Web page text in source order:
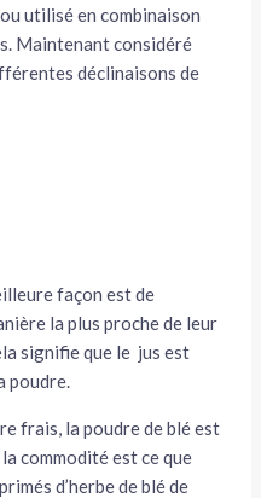
utilisé en combinaison
Maintenant considéré
déclinaisons de
façon est de
la plus proche de leur
signifie que le jus est
poudre.
frais, la poudre de blé est
commodité est ce que
d’herbe de blé de